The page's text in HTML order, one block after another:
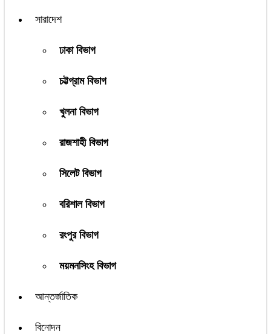
সারাদেশ
ঢাকা বিভাগ
চট্টগ্রাম বিভাগ
খুলনা বিভাগ
রাজশাহী বিভাগ
সিলেট বিভাগ
বরিশাল বিভাগ
রংপুর বিভাগ
ময়মনসিংহ বিভাগ
আন্তর্জাতিক
বিনোদন